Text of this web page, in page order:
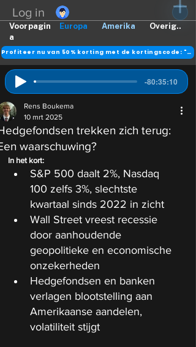
Log in
Europa Amerika Overig..
Voorpagin
a
Profiteer nu van 50% korting met de kortingscode: "DANK"
-80:35:10
trekken zich terug:
waarschuwing?
Rens Boukema
10 mrt 2025
In het kort:
S&P 500 daalt 2%, Nasdaq
100 zelfs 3%, slechtste
kwartaal sinds 2022 in zicht
Wall Street vreest recessie
door aanhoudende
geopolitieke en economische
onzekerheden
Hedgefondsen en banken
verlagen blootstelling aan
Amerikaanse aandelen,
volatiliteit stijgt